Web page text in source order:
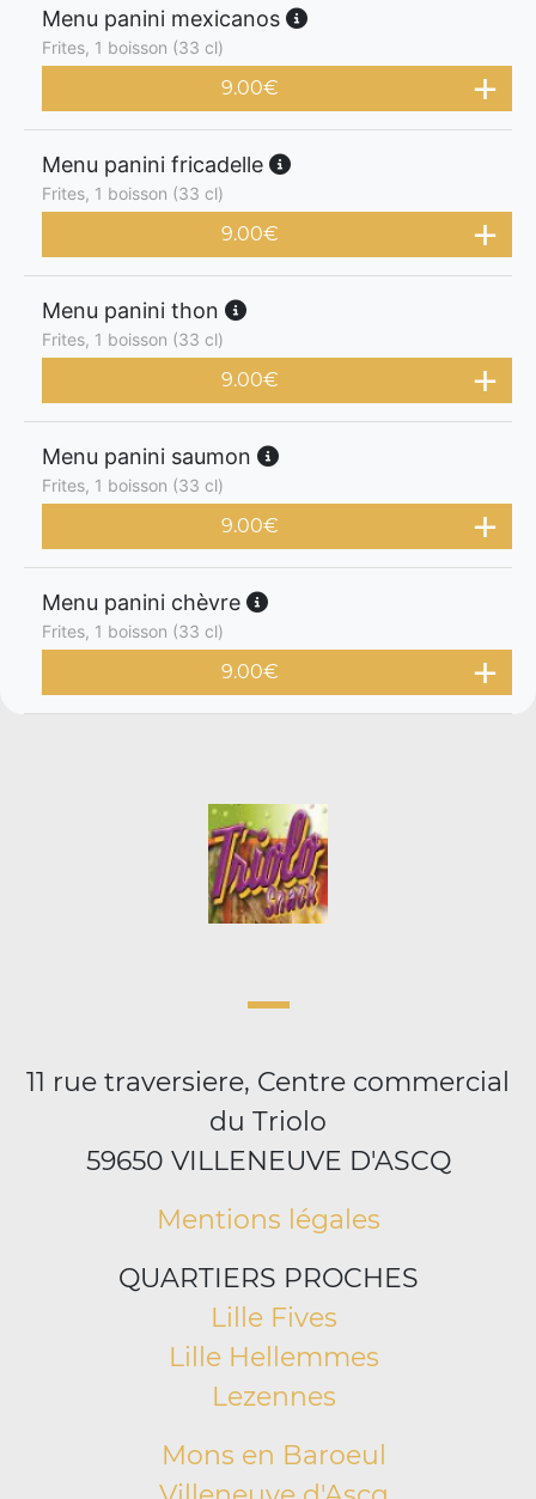
Menu panini mexicanos
Frites, 1 boisson (33 cl)
9.00€
Menu panini fricadelle
Frites, 1 boisson (33 cl)
9.00€
Menu panini thon
Frites, 1 boisson (33 cl)
9.00€
Menu panini saumon
Frites, 1 boisson (33 cl)
9.00€
Menu panini chèvre
Frites, 1 boisson (33 cl)
9.00€
11 rue traversiere, Centre commercial
du Triolo
59650 VILLENEUVE D'ASCQ
Mentions légales
QUARTIERS PROCHES
Lille Fives
Lille Hellemmes
Lezennes
Mons en Baroeul